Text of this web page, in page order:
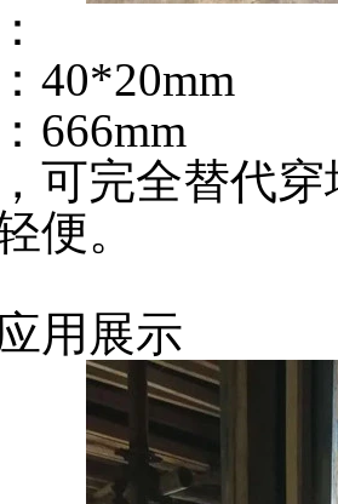
40*20mm
666mm
可完全替代
便。
用展示